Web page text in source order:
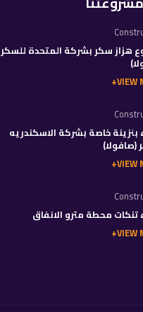
هزاز سكر بشركة المتحدة للسكر
VIEW
بنزينة خاصة بشركة الاسكندريه
(صافولا)
VIEW
تنكات محطة مترو الانفاق
VIEW